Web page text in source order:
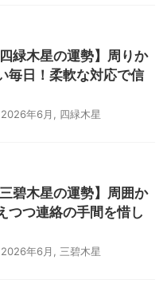
緑木星の運勢】周りか
毎日！柔軟な対応で信
2026年6月 四緑木星
碧木星の運勢】周囲か
つつ連絡の手間を惜し
2026年6月 三碧木星